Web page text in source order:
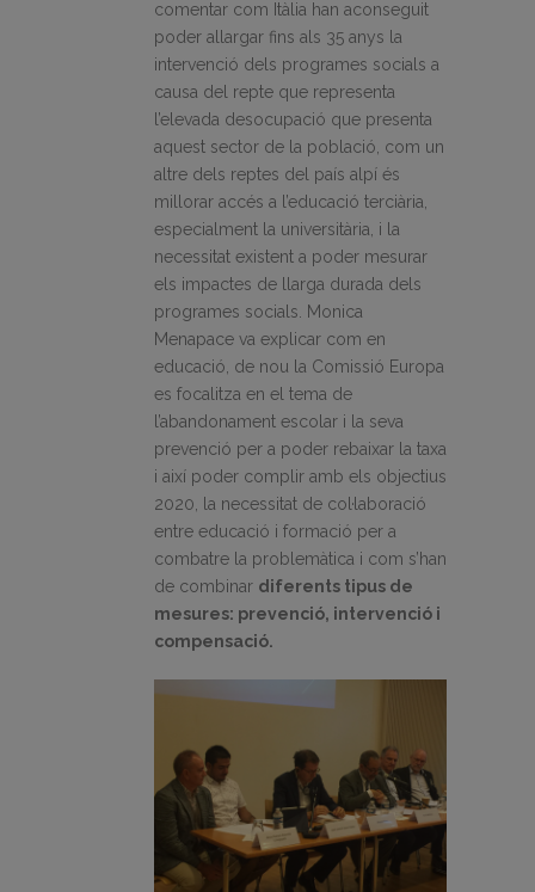
comentar com Itàlia han aconseguit
poder allargar fins als 35 anys la
intervenció dels programes socials a
causa del repte que representa
l’elevada desocupació que presenta
aquest sector de la població, com un
altre dels reptes del país alpí és
millorar accés a l’educació terciària,
especialment la universitària, i la
necessitat existent a poder mesurar
els impactes de llarga durada dels
programes socials. Monica
Menapace va explicar com en
educació, de nou la Comissió Europa
es focalitza en el tema de
l’abandonament escolar i la seva
prevenció per a poder rebaixar la taxa
i així poder complir amb els objectius
2020, la necessitat de col·laboració
entre educació i formació per a
combatre la problemàtica i com s’han
de combinar diferents tipus de
mesures: prevenció, intervenció i
compensació.